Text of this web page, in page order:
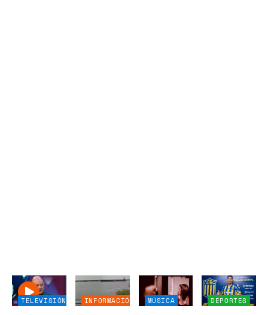
TELEVISIÓN
INFORMACIÓN
MÚSICA DEPORTES